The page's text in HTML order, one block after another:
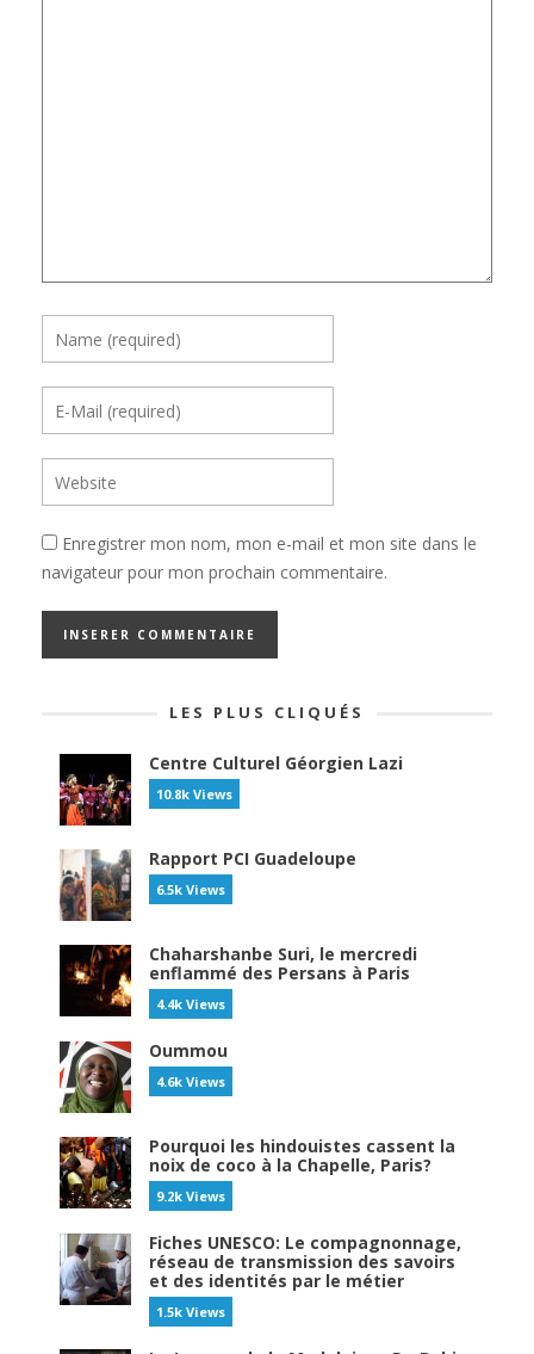
Enregistrer mon nom, mon e-mail et mon site dans le
navigateur pour mon prochain commentaire.
LES PLUS CLIQUÉS
Centre Culturel Géorgien Lazi
10.8k Views
Rapport PCI Guadeloupe
6.5k Views
Chaharshanbe Suri, le mercredi
enflammé des Persans à Paris
4.4k Views
Oummou
4.6k Views
Pourquoi les hindouistes cassent la
noix de coco à la Chapelle, Paris?
9.2k Views
Fiches UNESCO: Le compagnonnage,
réseau de transmission des savoirs
et des identités par le métier
1.5k Views